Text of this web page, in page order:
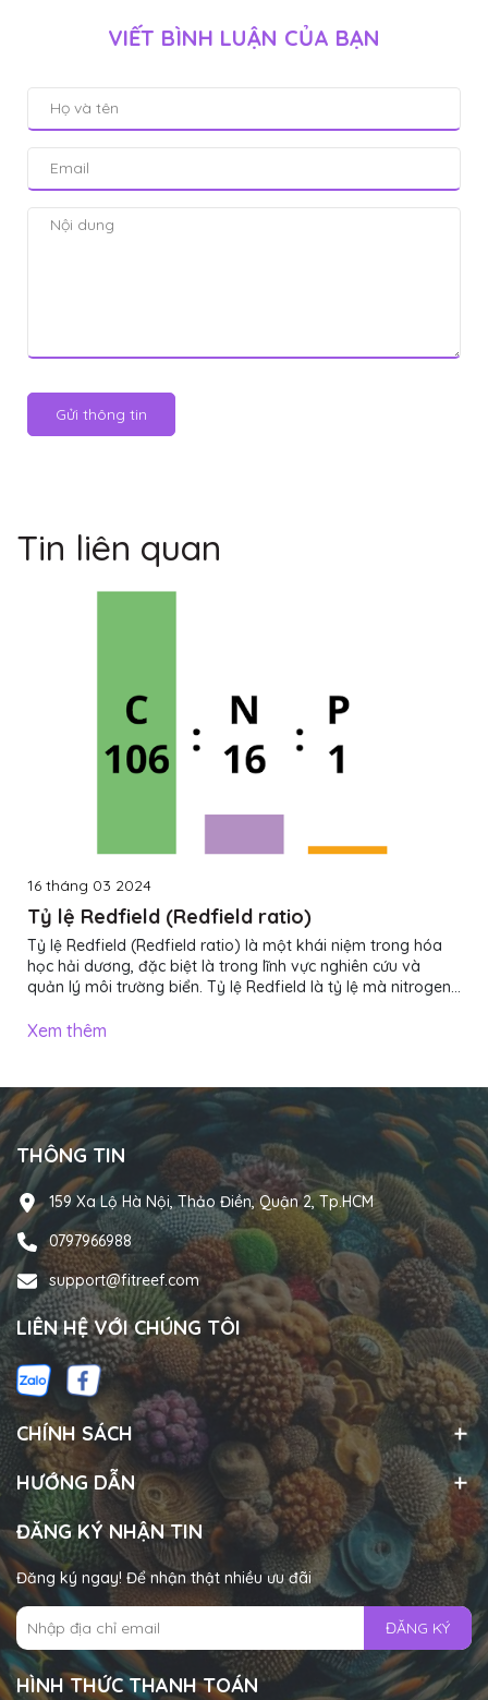
VIẾT BÌNH LUẬN CỦA BẠN
Gửi thông tin
Tin liên quan
16 tháng 03 2024
Tỷ lệ Redfield (Redfield ratio)
Tỷ lệ Redfield (Redfield ratio) là một khái niệm trong hóa
học hải dương, đặc biệt là trong lĩnh vực nghiên cứu và
quản lý môi trường biển. Tỷ lệ Redfield là tỷ lệ mà nitrogen
chất hữu cơ của các sinh vật biển, như tảo và thực vật biển,
nguyên tử carbon (C) cho mỗi 16 nguyên tử nitrogen (N) và 1
nguyên tử phosphorus (P)....
Xem thêm
THÔNG TIN
159 Xa Lộ Hà Nội, Thảo Điền, Quận 2, Tp.HCM
0797966988
support@fitreef.com
LIÊN HỆ VỚI CHÚNG TÔI
CHÍNH SÁCH
HƯỚNG DẪN
ĐĂNG KÝ NHẬN TIN
Đăng ký ngay! Để nhận thật nhiều ưu đãi
ĐĂNG KÝ
HÌNH THỨC THANH TOÁN